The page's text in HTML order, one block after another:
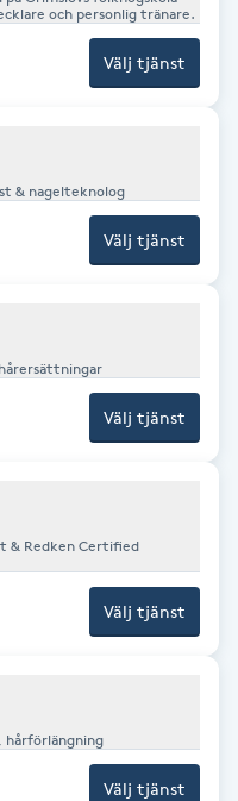
och personlig tränare.
Välj tjänst
& nagelteknolog
Välj tjänst
hårersättningar
Välj tjänst
& Redken Certified
Välj tjänst
hårförlängning
Välj tjänst